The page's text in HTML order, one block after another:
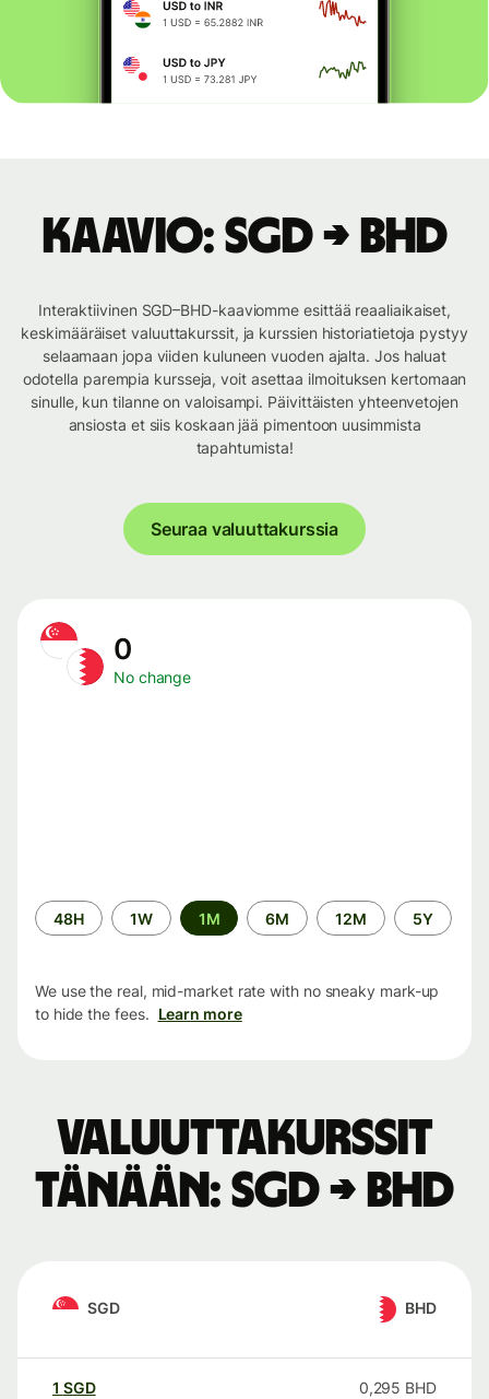
Kaavio: SGD → BHD
Interaktiivinen SGD–BHD-kaaviomme esittää reaaliaikaiset,
keskimääräiset valuuttakurssit, ja kurssien historiatietoja pystyy
selaamaan jopa viiden kuluneen vuoden ajalta. Jos haluat
odotella parempia kursseja, voit asettaa ilmoituksen kertomaan
sinulle, kun tilanne on valoisampi. Päivittäisten yhteenvetojen
ansiosta et siis koskaan jää pimentoon uusimmista
tapahtumista!
Seuraa valuuttakurssia
0
No change
Time
period
48H 1W 1M 6M 12M 5Y
We use the real, mid-market rate with no sneaky mark-up
to hide the fees. Learn more
Valuuttakurssit
tänään: SGD → BHD
SGD BHD
1 SGD 0,295 BHD